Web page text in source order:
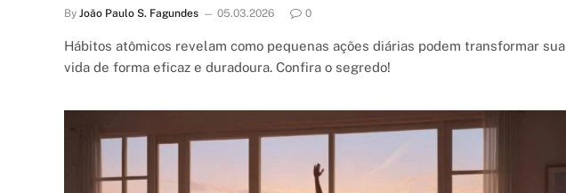
By João Paulo S. Fagundes 05.03.2026 0
Hábitos atômicos revelam como pequenas ações diárias podem transformar sua
vida de forma eficaz e duradoura. Confira o segredo!